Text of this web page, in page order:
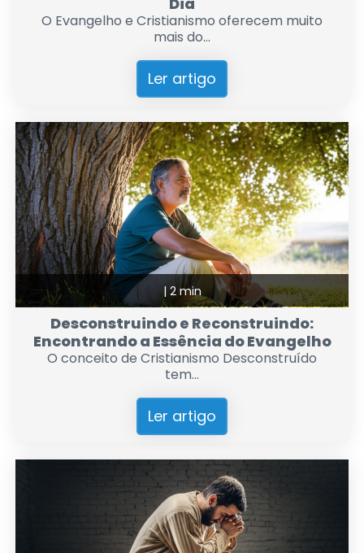
O Evangelho e Cristianismo oferecem muito
mais do...
Ler artigo
| 2 min
Desconstruindo e Reconstruindo:
Encontrando a Essência do Evangelho
O conceito de Cristianismo Desconstruído
tem...
Ler artigo